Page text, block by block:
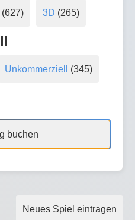
(627) 3D (265)
Unkommerziell (345)
buchen
Neues Spiel eintragen